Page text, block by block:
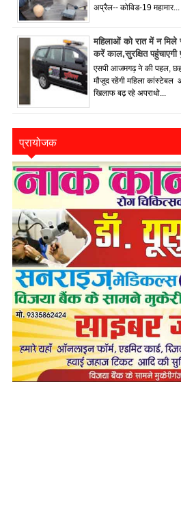
अप्रैल-- कोविड-19 महामार...
महिलाओं को रात में न मिले
करें काल,सुरक्षित पहुंचाएगी
एसपी आजमगढ़ ने की पहल,
मौजूद रहेंगी महिला
खिलाफ बढ़ रहे अपराधो...
प्रायोजक